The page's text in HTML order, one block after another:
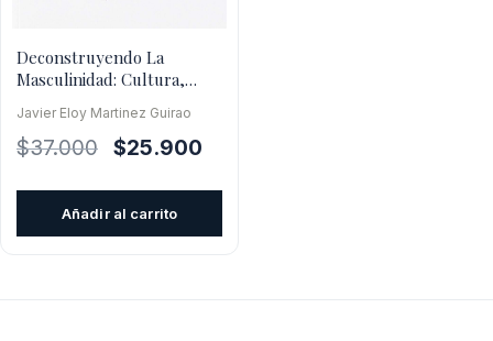
Deconstruyendo La
Masculinidad: Cultura,
Javier Eloy Martinez Guirao
$37.000
El
$25.900
Añadir al carrito